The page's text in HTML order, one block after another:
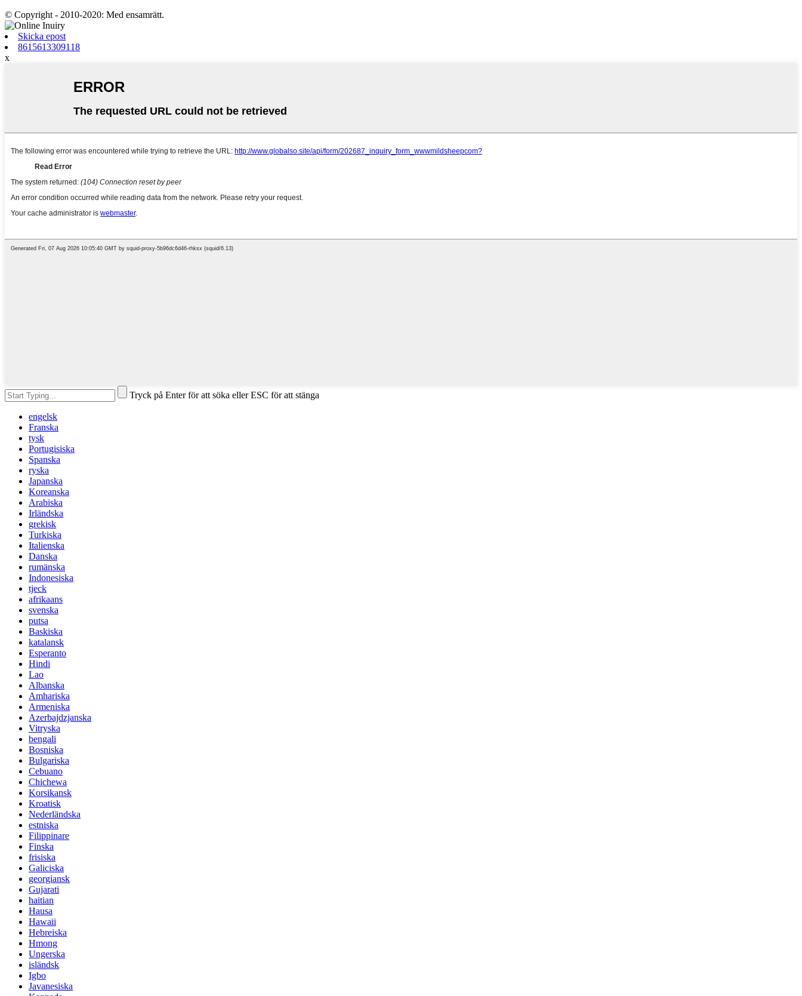
© Copyright - 2010-2020: Med ensamrätt.
Skicka epost
8615613309118
x
Tryck på Enter för att söka eller ESC för att stänga
engelsk
Franska
tysk
Portugisiska
Spanska
ryska
Japanska
Koreanska
Arabiska
Irländska
grekisk
Turkiska
Italienska
Danska
rumänska
Indonesiska
tjeck
afrikaans
svenska
putsa
Baskiska
katalansk
Esperanto
Hindi
Lao
Albanska
Amhariska
Armeniska
Azerbajdzjanska
Vitryska
bengali
Bosniska
Bulgariska
Cebuano
Chichewa
Korsikansk
Kroatisk
Nederländska
estniska
Filippinare
Finska
frisiska
Galiciska
georgiansk
Gujarati
haitian
Hausa
Hawaii
Hebreiska
Hmong
Ungerska
isländsk
Igbo
Javanesiska